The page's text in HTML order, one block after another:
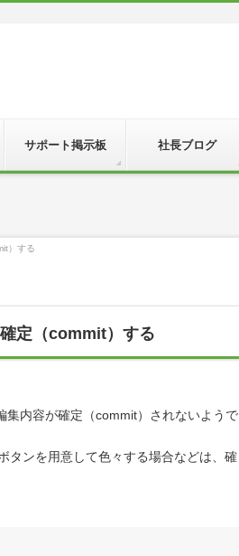
サポート掲示板 社長ブログ
）する
定（commit）する
集内容が確定（commit）されないようで
タンを用意して色々する場合などは、確